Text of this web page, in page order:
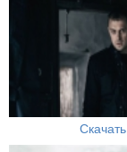
Скачать